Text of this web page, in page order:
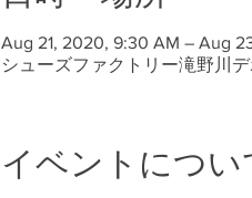
Aug 21, 2020, 9:30 AM – Aug
シューズファクトリー滝野川
イベントについ